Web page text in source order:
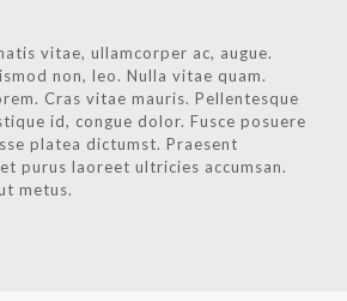
vitae, ullamcorper ac, augue.
non, leo. Nulla vitae quam.
Cras vitae mauris. Pellentesque
id, congue dolor. Fusce posuere
platea dictumst. Praesent
purus laoreet ultricies accumsan.
metus.